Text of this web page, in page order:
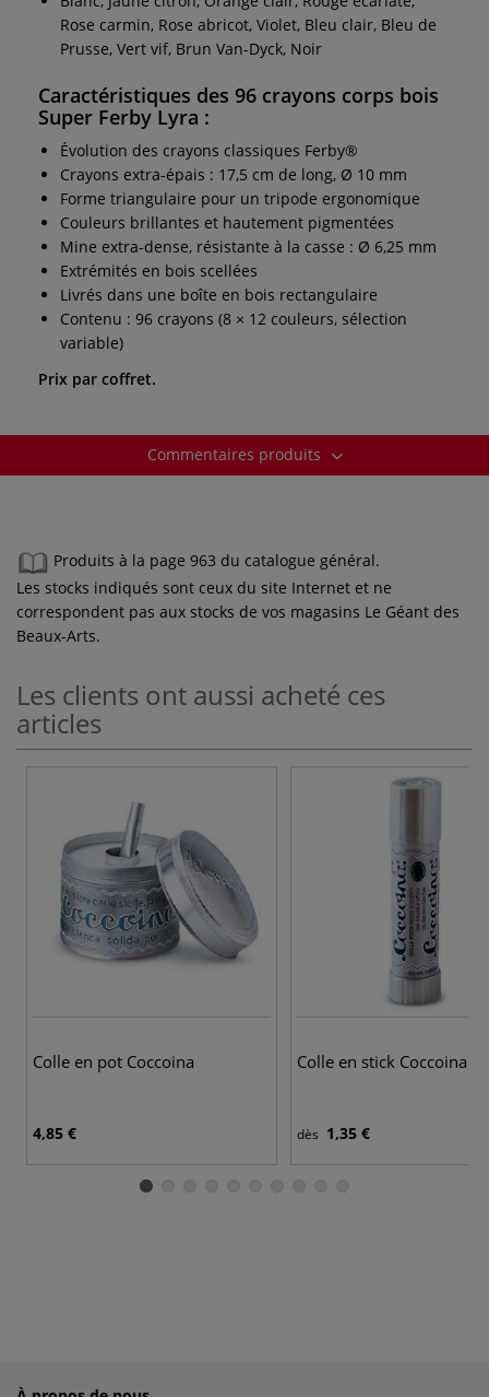
Rose carmin, Rose abricot, Violet, Bleu clair, Bleu de
Prusse, Vert vif, Brun Van-Dyck, Noir
Caractéristiques des 96 crayons corps bois
Super Ferby Lyra :
Évolution des crayons classiques Ferby®
Crayons extra-épais : 17,5 cm de long, Ø 10 mm
Forme triangulaire pour un tripode ergonomique
Couleurs brillantes et hautement pigmentées
Mine extra-dense, résistante à la casse : Ø 6,25 mm
Extrémités en bois scellées
Livrés dans une boîte en bois rectangulaire
Contenu : 96 crayons (8 × 12 couleurs, sélection
variable)
Prix par coffret.
Commentaires produits
Produits à la page 963 du catalogue général.
Les stocks indiqués sont ceux du site Internet et ne
correspondent pas aux stocks de vos magasins Le Géant des
Beaux-Arts.
Les clients ont aussi acheté ces
articles
Colle en pot Coccoina
4,85 €
Colle en stick Coccoina
dès 1,35 €